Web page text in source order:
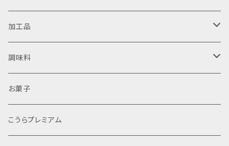
日本酒
焼酎
甲良米
ラーメン
加工品
近江牛
鮒ずし
生ピクルス
調味料
醤油
味噌
お菓子
こうらプレミアム